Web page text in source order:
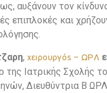
αυξάνουν τον
επιπλοκές και
, χειρουργός – ΩΡΛ
της Ιατρικής Σχολής
Διευθύντρια Β ΩΡΛ